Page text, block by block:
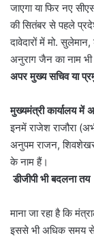
जाएगा या फिर नए
की सितंबर से पहले
दावेदारों में मो.
अनुराग जैन का नाम
अपर मुख्य सचिव या
मुख्यमंत्री कार्यालय
इनमें राजेश राजौरा
अनुपम राजन,
के नाम हैं।
डीजीपी भी बदलना तय
माना जा रहा है कि
इससे भी अधिक समय